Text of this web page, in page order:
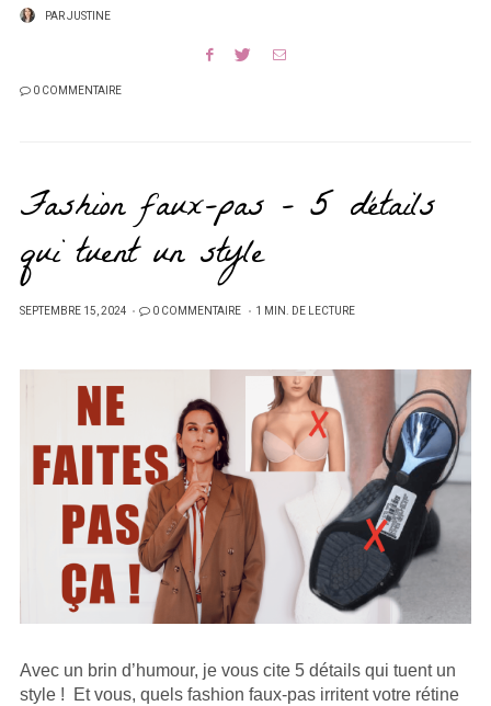
PARJUSTINE
0 COMMENTAIRE
Fashion faux-pas – 5 détails
qui tuent un style
PUBLIÉ
SEPTEMBRE 15, 2024 0 COMMENTAIRE 1 MIN. DE LECTURE
Avec un brin d’humour, je vous cite 5 détails qui tuent un
style ! Et vous, quels fashion faux-pas irritent votre rétine